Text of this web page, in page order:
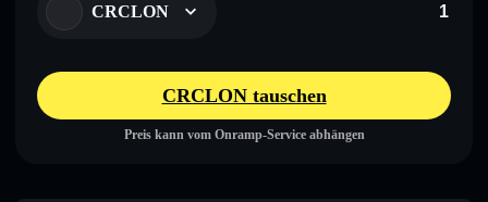
CRCLON
CRCLON tauschen
Preis kann vom Onramp-Service abhängen